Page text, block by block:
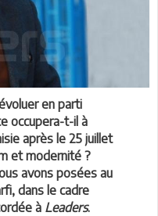
en parti
occupera-t-il à
après le 25 juillet
et modernité ?
avons posées au
dans le cadre
à Leaders.